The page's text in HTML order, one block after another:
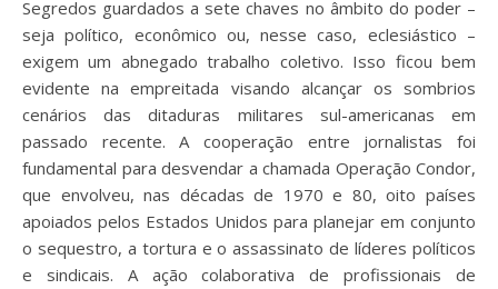
Segredos guardados a sete chaves no âmbito do poder –
seja político, econômico ou, nesse caso, eclesiástico –
exigem um abnegado trabalho coletivo. Isso ficou bem
evidente na empreitada visando alcançar os sombrios
cenários das ditaduras militares sul-americanas em
passado recente. A cooperação entre jornalistas foi
fundamental para desvendar a chamada Operação Condor,
que envolveu, nas décadas de 1970 e 80, oito países
apoiados pelos Estados Unidos para planejar em conjunto
o sequestro, a tortura e o assassinato de líderes políticos
e sindicais. A ação colaborativa de profissionais de